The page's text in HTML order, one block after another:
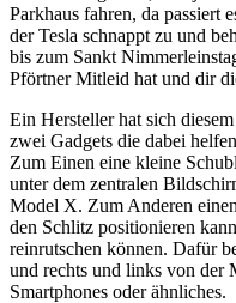
Parkhaus fahren, da passiert
der Tesla schnappt zu und
bis zum Sankt
Pförtner Mitleid hat und dir
Ein Hersteller hat sich
zwei Gadgets die dabei
Zum Einen eine kleine
unter dem zentralen
Model X. Zum Anderen
den Schlitz positionieren
reinrutschen können. Dafür
und rechts und links von der
Smartphones oder ähnliches.